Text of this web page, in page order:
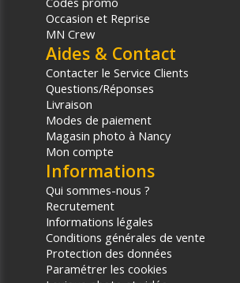
Occasion et Reprise
MN Crew
Aides & Contact
Contacter le Service Clients
Questions/Réponses
Livraison
Modes de paiement
Magasin photo à Nancy
Mon compte
Informations
Qui sommes-nous ?
Recrutement
Informations légales
Conditions générales de vente
Protection des données
Paramétrer les cookies